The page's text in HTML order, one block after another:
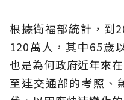
根據衛福部統計，到
120萬人，其中65歲
也是為何政府近年來
至連交通部的考照、